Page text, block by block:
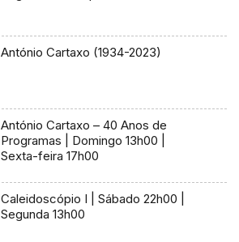
António Cartaxo (1934-2023)
António Cartaxo – 40 Anos de
Programas | Domingo 13h00 |
Sexta-feira 17h00
Caleidoscópio I | Sábado 22h00 |
Segunda 13h00